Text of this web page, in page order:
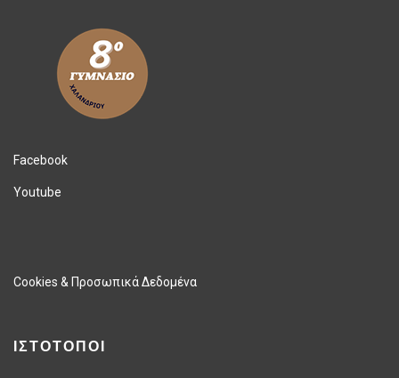
Facebook
Youtube
Cookies & Προσωπικά Δεδομένα
ΙΣΤΟΤΟΠΟΙ